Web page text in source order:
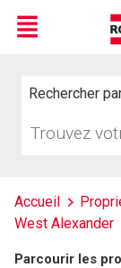
Menu
Rechercher
votre
Accueil
West Alexander
Parcourir les